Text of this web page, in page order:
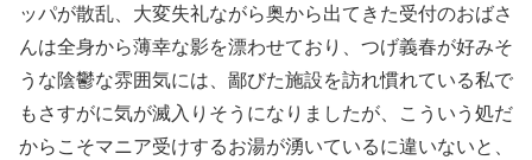
ッパが散乱、大変失礼ながら奥から出てきた受付のおばさ
んは全身から薄幸な影を漂わせており、つげ義春が好みそ
うな陰鬱な雰囲気には、鄙びた施設を訪れ慣れている私で
もさすがに気が滅入りそうになりましたが、こういう処だ
からこそマニア受けするお湯が湧いているに違いないと、